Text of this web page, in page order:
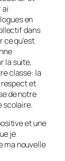
ai
en
dans
ce qu’est
la suite,
classe: la
et
de notre
scolaire.
et une
je
ma nouvelle